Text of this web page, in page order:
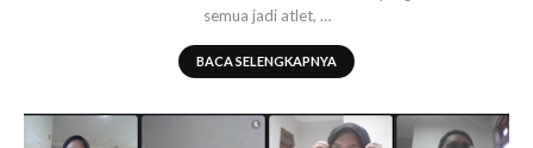
semua jadi atlet, …
BACA SELENGKAPNYA